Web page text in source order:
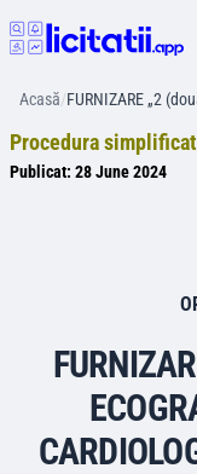
Acasă/FURNIZARE „2
Procedura
Publicat: 28 June 2024